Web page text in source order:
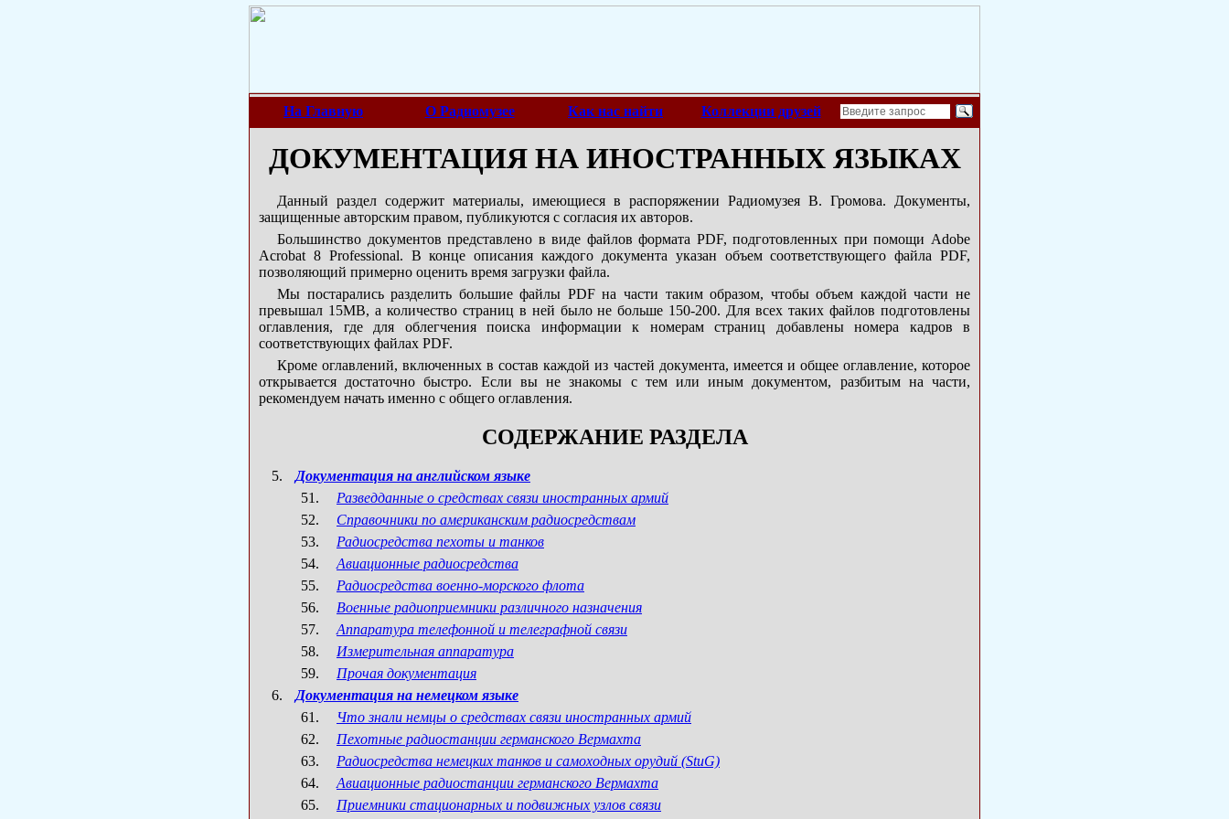
На Главную О Радиомузее Как нас найти Коллекции друзей
ДОКУМЕНТАЦИЯ НА ИНОСТРАННЫХ ЯЗЫКАХ
Данный раздел содержит материалы, имеющиеся в распоряжении Радиомузея В. Громова. Документы,
защищенные авторским правом, публикуются с согласия их авторов.
Большинство документов представлено в виде файлов формата PDF, подготовленных при помощи Adobe
Acrobat 8 Professional. В конце описания каждого документа указан объем соответствующего файла PDF,
позволяющий примерно оценить время загрузки файла.
Мы постарались разделить большие файлы PDF на части таким образом, чтобы объем каждой части не
превышал 15МВ, а количество страниц в ней было не больше 150-200. Для всех таких файлов подготовлены
оглавления, где для облегчения поиска информации к номерам страниц добавлены номера кадров в
соответствующих файлах PDF.
Кроме оглавлений, включенных в состав каждой из частей документа, имеется и общее оглавление, которое
открывается достаточно быстро. Если вы не знакомы с тем или иным документом, разбитым на части,
рекомендуем начать именно с общего оглавления.
СОДЕРЖАНИЕ РАЗДЕЛА
Документация на английском языке
Разведданные о средствах связи иностранных армий
Справочники по американским радиосредствам
Радиосредства пехоты и танков
Авиационные радиосредства
Радиосредства военно-морского флота
Военные радиоприемники различного назначения
Аппаратура телефонной и телеграфной связи
Измерительная аппаратура
Прочая документация
Документация на немецком языке
Что знали немцы о средствах связи иностранных армий
Пехотные радиостанции германского Вермахта
Радиосредства немецких танков и самоходных орудий (StuG)
Авиационные радиостанции германского Вермахта
Приемники стационарных и подвижных узлов связи